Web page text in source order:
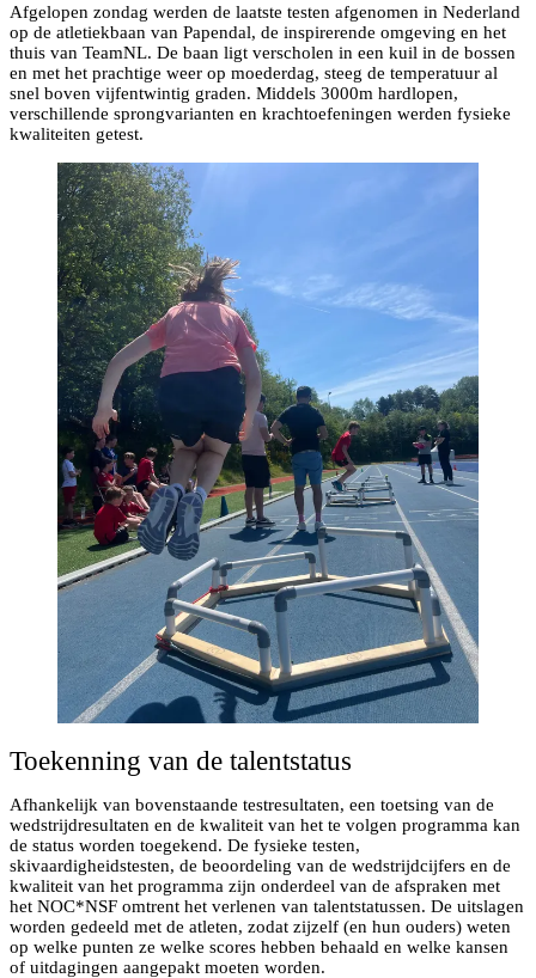
Afgelopen zondag werden de laatste testen afgenomen in Nederland
op de atletiekbaan van Papendal, de inspirerende omgeving en het
thuis van TeamNL. De baan ligt verscholen in een kuil in de bossen
en met het prachtige weer op moederdag, steeg de temperatuur al
snel boven vijfentwintig graden. Middels 3000m hardlopen,
verschillende sprongvarianten en krachtoefeningen werden fysieke
kwaliteiten getest.
Toekenning van de talentstatus
Afhankelijk van bovenstaande testresultaten, een toetsing van de
wedstrijdresultaten en de kwaliteit van het te volgen programma kan
de status worden toegekend. De fysieke testen,
skivaardigheidstesten, de beoordeling van de wedstrijdcijfers en de
kwaliteit van het programma zijn onderdeel van de afspraken met
het NOC*NSF omtrent het verlenen van talentstatussen. De uitslagen
worden gedeeld met de atleten, zodat zijzelf (en hun ouders) weten
op welke punten ze welke scores hebben behaald en welke kansen
of uitdagingen aangepakt moeten worden.